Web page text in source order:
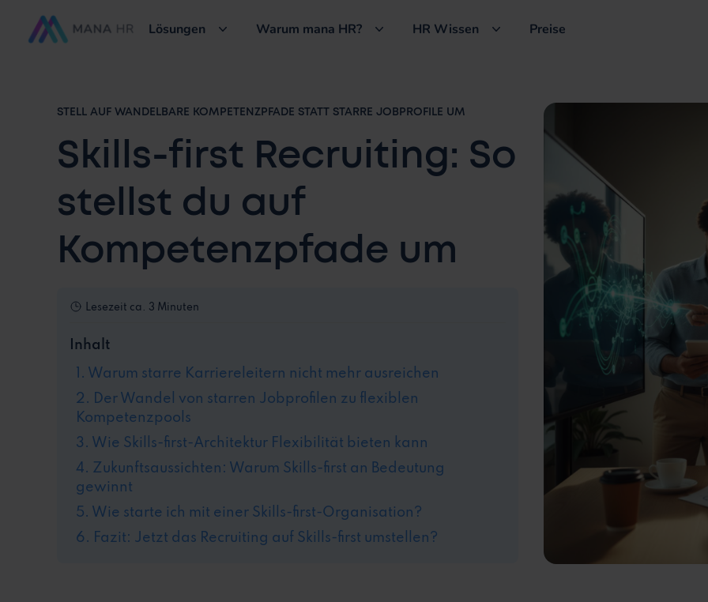
Lösungen Warum mana HR? HR Wissen Preise
STELL AUF WANDELBARE KOMPETENZPFADE STATT STARRE JOBPROFILE UM
Skills-first Recruiting: So
stellst du auf
Kompetenzpfade um
Lesezeit ca. 3 Minuten
Inhalt
1. Warum starre Karriereleitern nicht mehr ausreichen
2. Der Wandel von starren Jobprofilen zu flexiblen
Kompetenzpools
3. Wie Skills-first-Architektur Flexibilität bieten kann
4. Zukunftsaussichten: Warum Skills-first an Bedeutung
gewinnt
5. Wie starte ich mit einer Skills-first-Organisation?
6. Fazit: Jetzt das Recruiting auf Skills-first umstellen?